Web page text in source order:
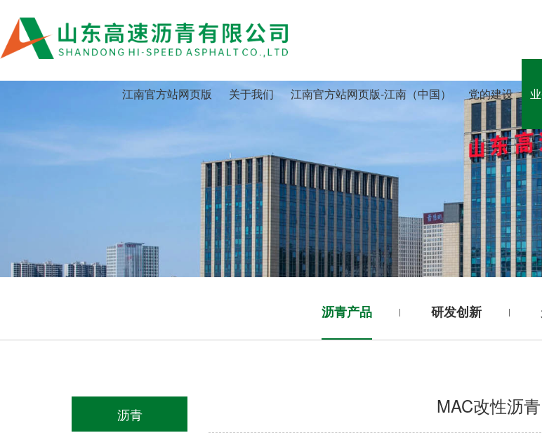
江南官方站网页版 关于我们 江南官方站网页版-江南（中国） 党的建设
沥青产品 研发创新
沥青 MAC改性沥